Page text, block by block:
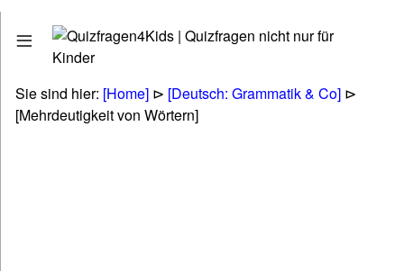
Quizfragen
Stadt - Land - Fluss
Tiere - Pflanzen - Natur
Sie sind hier: [Home] ⊳ [Deutsch: Grammatik & Co] ⊳
[Mehrdeutigkeit von Wörtern]